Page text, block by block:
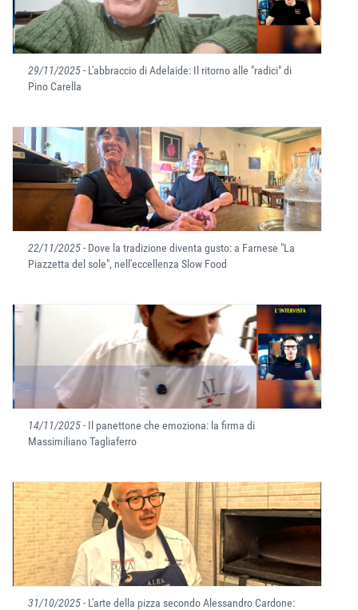
29/11/2025- L'abbraccio di Adelaide: Il ritorno alle "radici" di
Pino Carella
22/11/2025- Dove la tradizione diventa gusto: a Farnese "La
Piazzetta del sole", nell'eccellenza Slow Food
14/11/2025- Il panettone che emoziona: la firma di
Massimiliano Tagliaferro
31/10/2025- L'arte della pizza secondo Alessandro Cardone: